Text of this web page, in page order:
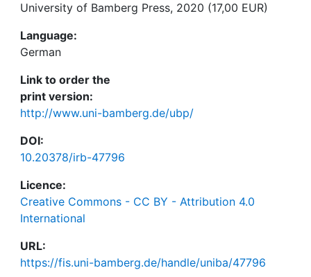
University of Bamberg Press, 2020 (17,00 EUR)
Language:
German
Link to order the
print version:
http://www.uni-bamberg.de/ubp/
DOI:
10.20378/irb-47796
Licence:
Creative Commons - CC BY - Attribution 4.0
International
URL:
https://fis.uni-bamberg.de/handle/uniba/47796